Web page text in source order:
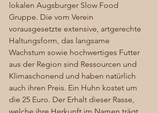
lokalen Augsburger Slow Food
Gruppe. Die vom Verein
vorausgesetzte extensive, artgerechte
Haltungsform, das langsame
Wachstum sowie hochwertiges Futter
aus der Region sind Ressourcen und
Klimaschonend und haben natürlich
auch ihren Preis. Ein Huhn kostet um
die 25 Euro. Der Erhalt dieser Rasse,